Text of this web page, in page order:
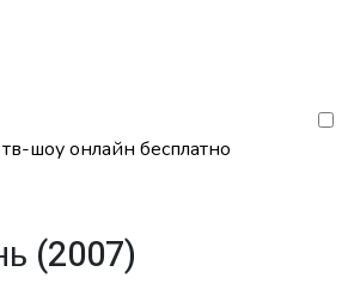
шоу онлайн бесплатно
(2007)